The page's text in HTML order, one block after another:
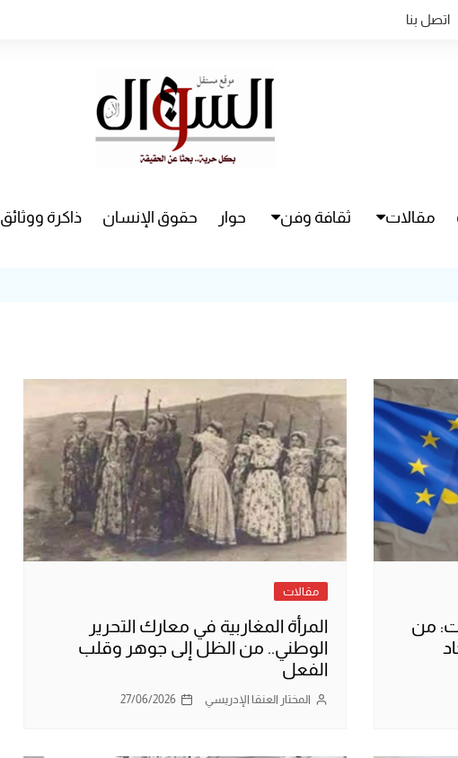
اتصل بنا
مقالات ثقافة وفن حوار حقوق الإنسان ذاكرة ووثائق
من
مقالات
المرأة المغاربية في معارك التحرير
الوطني.. من الظل إلى جوهر وقلب
الفعل
المختار العنقا الإدريسي 27/06/2026